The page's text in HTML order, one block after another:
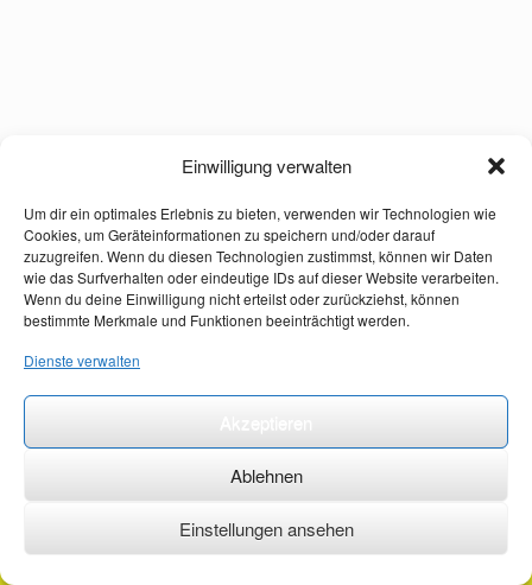
Einwilligung verwalten
Um dir ein optimales Erlebnis zu bieten, verwenden wir Technologien wie
Cookies, um Geräteinformationen zu speichern und/oder darauf
zuzugreifen. Wenn du diesen Technologien zustimmst, können wir Daten
wie das Surfverhalten oder eindeutige IDs auf dieser Website verarbeiten.
Wenn du deine Einwilligung nicht erteilst oder zurückziehst, können
bestimmte Merkmale und Funktionen beeinträchtigt werden.
Dienste verwalten
Ablehnen
Einstellungen ansehen
©2026 ·erstehilfekurs-mauch.de ·AGB ·Datenschutzerklärung ·Impressum ·